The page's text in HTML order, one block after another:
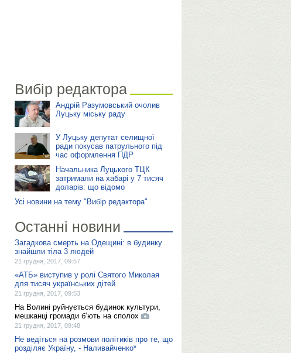
Вибір редактора
Андрій Разумовський очолив
Луцьку міську раду
У Луцьку депутат селищної
ради покусав патрульного під
час оформлення ПДР
Начальника Луцького ТЦК
затримали на хабарі у 7 тисяч
доларів: що відомо
Усі новини на тему "Вибір редактора"
Останні новини
Загадкова смерть на Одещині: в будинку
знайшли тіла 3 людей
21 грудня, 2017, 09:57
«АТБ» виступив у ролі Святого Миколая
для тисяч українських дітей
21 грудня, 2017, 09:53
На Волині руйнується будинок культури,
мешканці громади б’ють на сполох
21 грудня, 2017, 09:48
Не ведіться на розмови політиків про те, що
розділяє Україну, - Наливайченко*